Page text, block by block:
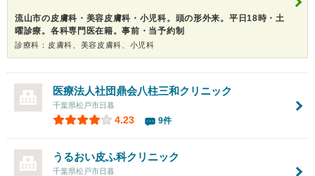
流山市の皮膚科・美容皮膚科・小児科。頭の形外来。平日18時・土
曜診療。各科専門医在籍。事前・当予約制
診療科：皮膚科、美容皮膚科、小児科
医療法人社団鼎会八柱三和クリニック
千葉県松戸市日暮
4.23 9件
うるおい皮ふ科クリニック
千葉県松戸市日暮